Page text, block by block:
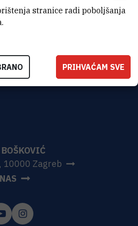
10000 Zagreb
stranice radi poboljšanja
PRIHVAĆAM SVE